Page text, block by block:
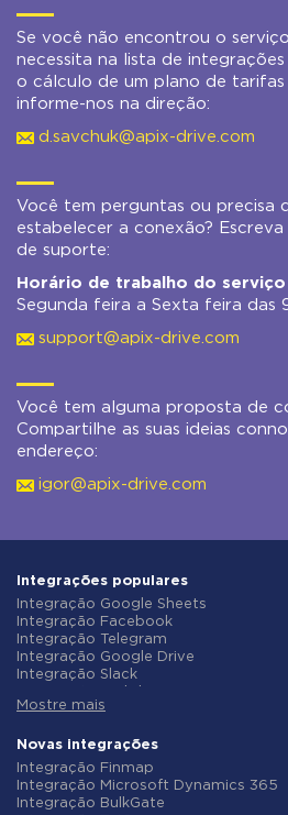
Se você não encontrou o
necessita na lista de
o cálculo de um plano de tarifas
informe-nos na direção:
d.savchuk@apix-drive.com
Você tem perguntas ou precisa
estabelecer a conexão? Escreva
de suporte:
Horário de trabalho do
Segunda feira a Sexta feira das
support@apix-drive.com
Você tem alguma proposta de
Compartilhe as suas ideias
endereço:
igor@apix-drive.com
Integrações populares
Integração Google Sheets
Integração Facebook
Integração Telegram
Integração Google Drive
Integração Slack
Integração Gmail
Integração ClickUp
Integração Airtable
Integração Google Contacts
Integração OpenAI (ChatGPT)
Mostre mais
Novas integrações
Integração Finmap
Integração Microsoft Dynamics 365
Integração BulkGate